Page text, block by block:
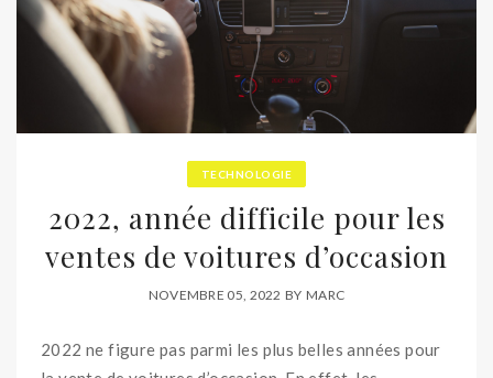
TECHNOLOGIE
2022, année difficile pour les
ventes de voitures d’occasion
NOVEMBRE 05, 2022 BY MARC
2022 ne figure pas parmi les plus belles années pour